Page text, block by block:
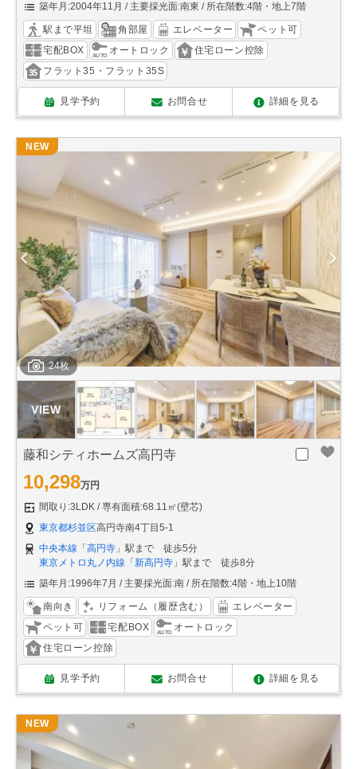
築年月:2004年11月 主要採光面:南東 所在階数:4階・地上7階
駅まで平坦 角部屋 エレベーター
ペット可
宅配BOX
オートロック
住宅ローン控除
フラット35・フラット35S
見学予約 お問合せ 詳細を見る
24枚
NEW
藤和シティホームズ高円寺
10,298万円
間取り:3LDK
専有面積:68.11㎡(壁芯)
東京都杉並区高円寺南4丁目5-1
中央本線 「 高円寺 」駅まで 徒歩5分
東京メトロ丸ノ内線 「 新高円寺 」駅まで 徒歩8分
築年月:1996年7月
主要採光面:南 所在階数:4階・地上10階
南向き リフォーム（履歴含む）
エレベーター
ペット可
宅配BOX
オートロック
住宅ローン控除
見学予約 お問合せ 詳細を見る
NEW